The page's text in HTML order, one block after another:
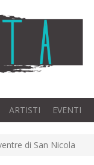
ARTISTI EVENTI
di San Nicola